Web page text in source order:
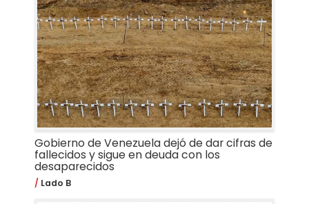
Gobierno de Venezuela dejó de dar cifras de
fallecidos y sigue en deuda con los
desaparecidos
Lado B